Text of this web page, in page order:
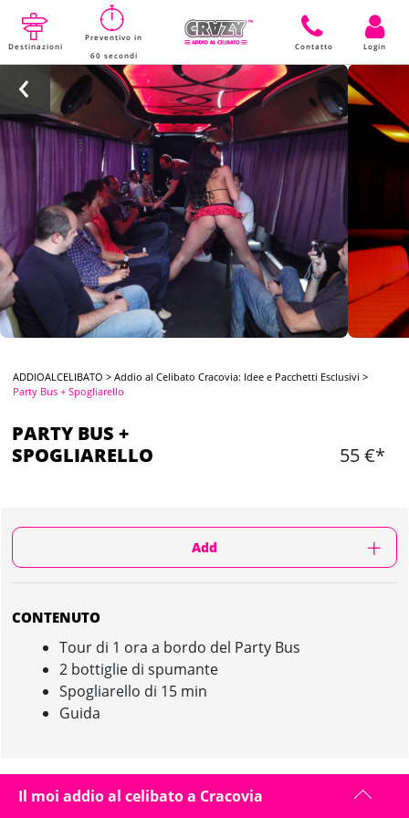
Destinazioni
Preventivo in
60 secondi
Contatto Login
ADDIOALCELIBATO >Addio al Celibato Cracovia: Idee e Pacchetti Esclusivi >
Party Bus + Spogliarello
PARTY BUS +
SPOGLIARELLO
55 €*
Add
CONTENUTO
Tour di 1 ora a bordo del Party Bus
2 bottiglie di spumante
Spogliarello di 15 min
Guida
PARTY BUS + SPOGLIARELLO IN CRACOVIA :
Il moi addio al celibato a Cracovia